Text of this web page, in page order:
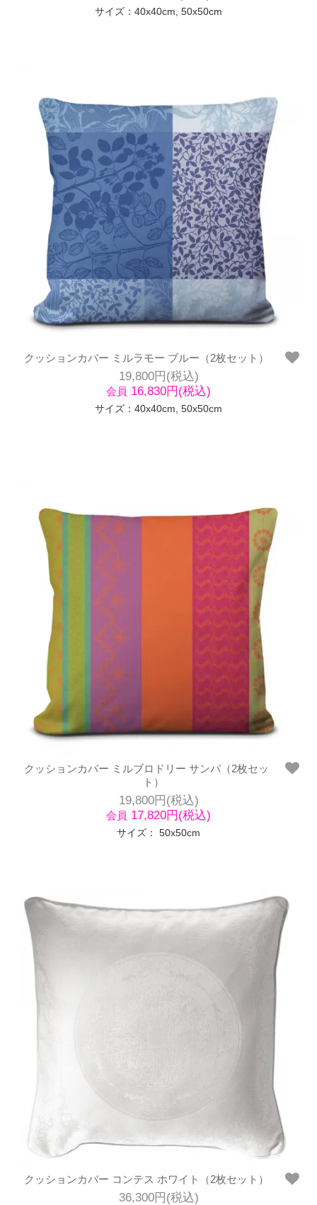
サイズ：40x40cm, 50x50cm
クッションカバー ミルラモー ブルー（2枚セット）
19,800円(税込)
会員 16,830円(税込)
サイズ：40x40cm, 50x50cm
クッションカバー ミルブロドリー サンバ（2枚セッ
ト）
19,800円(税込)
会員 17,820円(税込)
サイズ： 50x50cm
クッションカバー コンテス ホワイト（2枚セット）
36,300円(税込)